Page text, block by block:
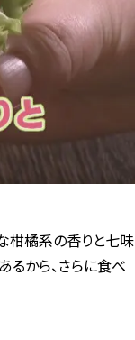
柑橘系の香りと七味
るから、さらに食べ